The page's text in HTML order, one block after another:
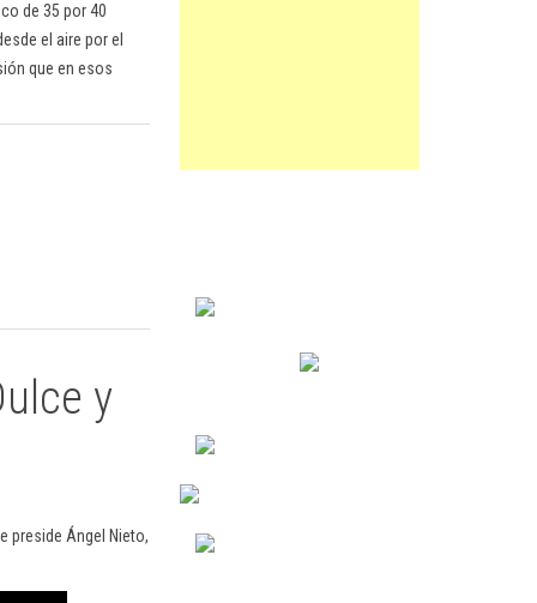
de 35 por 40
el aire por el
que en esos
y
preside Ángel Nieto,